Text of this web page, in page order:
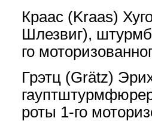
Краас (Kraas)
Шлезвиг),
го
Грэтц (Grätz)
роты 1-го